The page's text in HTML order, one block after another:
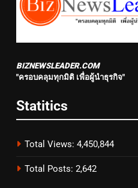
BIZNEWSLEADER.COM
"ครอบคลุมทุกมิติ เพื่อผู้นำธุรกิจ"
Statitics
Total Views: 4,450,844
Total Posts: 2,642